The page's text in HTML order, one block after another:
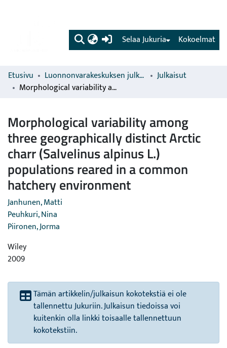
(current) Kokoelmat
Selaa Jukuria
Etusivu Luonnonvarakeskuksen julkaisut
Julkaisut
Morphological variability among three geographically distinct Arctic charr (Salvelinus alpinus L.) populations reared in a common hatchery environment
Morphological variability among
three geographically distinct Arctic
charr (Salvelinus alpinus L.)
populations reared in a common
hatchery environment
Janhunen, Matti
Peuhkuri, Nina
Piironen, Jorma
Wiley
2009
Tämän artikkelin/julkaisun kokotekstiä ei ole
tallennettu Jukuriin. Julkaisun tiedoissa voi
kuitenkin olla linkki toisaalle tallennettuun
kokotekstiin.